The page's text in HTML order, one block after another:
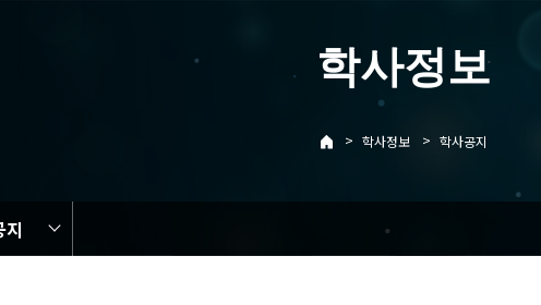
학사정보
> 학사정보 > 학사공지
지